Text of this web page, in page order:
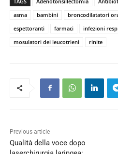
asma
bambini broncodilatatori
espettoranti
farmaci
infezioni
mosulatori dei leucotrieni
rinite
Previous article
Qualità della voce dopo